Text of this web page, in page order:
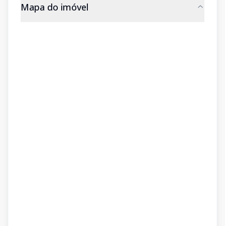
Mapa do imóvel